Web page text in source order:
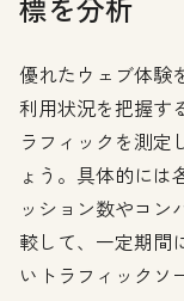
優れたウェブ体験
利用状況を把握す
ラフィックを測定
ょう。具体的には
ッション数やコン
較して、一定期間
いトラフィックソ